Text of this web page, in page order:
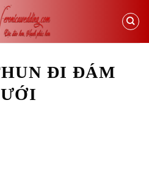
ĐI ĐÁM